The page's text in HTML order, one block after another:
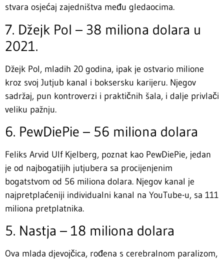
stvara osjećaj zajedništva među gledaocima.
7. Džejk Pol – 38 miliona dolara u
2021.
Džejk Pol, mladih 20 godina, ipak je ostvario milione
kroz svoj Jutjub kanal i boksersku karijeru. Njegov
sadržaj, pun kontroverzi i praktičnih šala, i dalje privlači
veliku pažnju.
6. PewDiePie – 56 miliona dolara
Feliks Arvid Ulf Kjelberg, poznat kao PewDiePie, jedan
je od najbogatijih jutjubera sa procijenjenim
bogatstvom od 56 miliona dolara. Njegov kanal je
najpretplaćeniji individualni kanal na YouTube-u, sa 111
miliona pretplatnika.
5. Nastja – 18 miliona dolara
Ova mlada djevojčica, rođena s cerebralnom paralizom,